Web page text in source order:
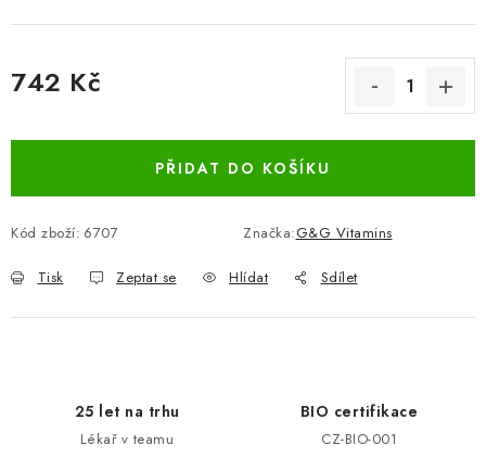
742 Kč
PŘIDAT DO KOŠÍKU
Kód zboží: 6707 Značka:G&G Vitamins
Tisk Zeptat se Hlídat Sdílet
25 let na trhu
Lékař v teamu
BIO certifikace
CZ-BIO-001